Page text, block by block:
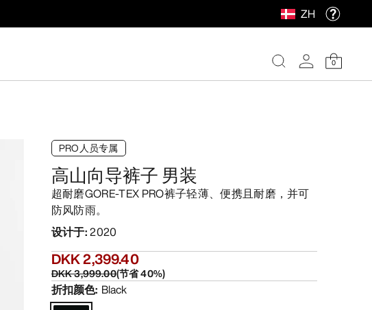
ZH
0
PRO人员专属
高山向导裤子 男装
超耐磨GORE-TEX PRO裤子轻薄、便携且耐磨，并可
防风防雨。
设计于:2020
DKK 2,399.40
DKK 3,999.00(节省40%)
折扣颜色: Black